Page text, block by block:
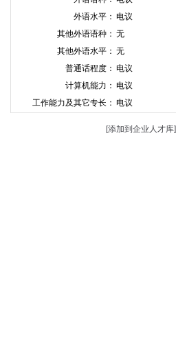
外语水平： 电议
其他外语语种： 无
其他外语水平： 无
普通话程度： 电议
计算机能力： 电议
工作能力及其它专长： 电议
[添加到企业人才库]